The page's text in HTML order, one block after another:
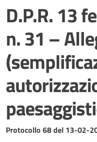
D.P.R. 13
n. 31 –
Dettagli del
Protocollo 68 del 13-02-